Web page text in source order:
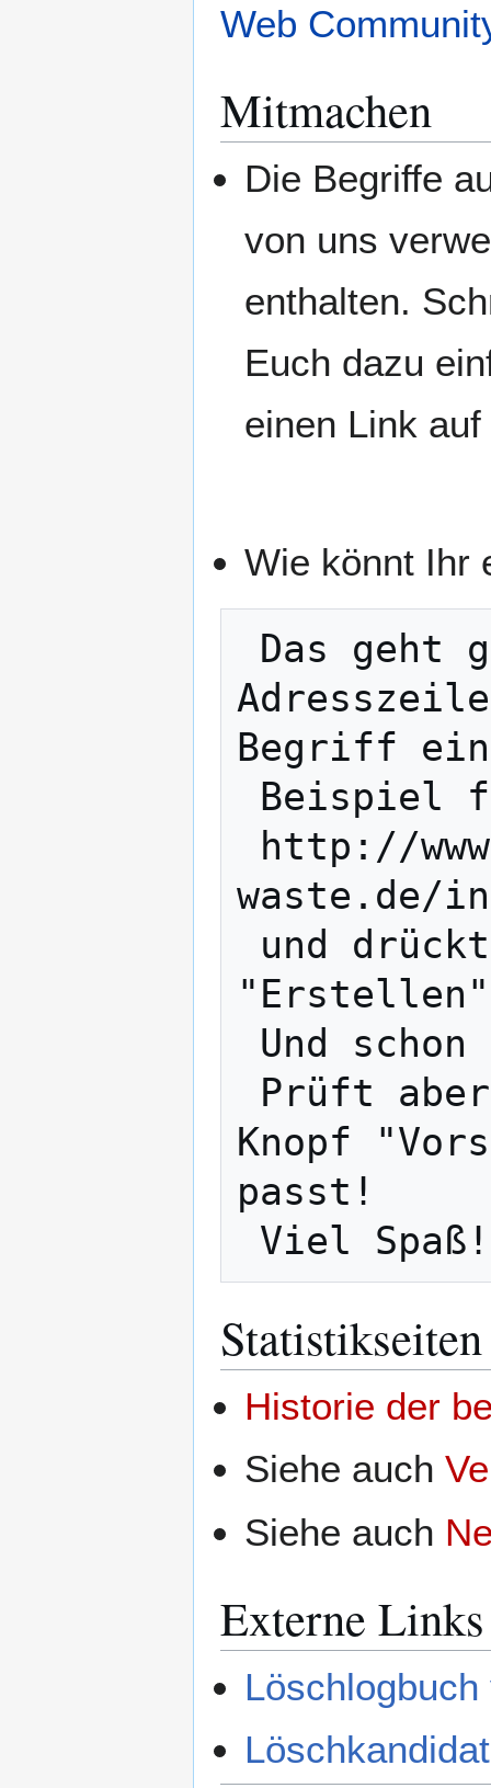
Web
Mitmachen
Die Begriffe
von uns
enthalten.
Euch dazu
einen Link
Wie könnt Ihr
Begriff
waste.de/
Knopf
passt!
Statistikseiten
Historie der
Siehe auch
Siehe auch
Externe Links